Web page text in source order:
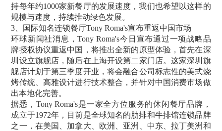
持每年约1000家新餐厅的发展速度，我们也希望以这样的
规模与速度，持续推动绿色发展。
3、国际知名连锁餐厅Tony Roma's宣布重返中国市场
环球新闻社消息，Tony Roma's今日宣布通过一项战略品
牌授权协议重返中国，将推出全新的原型体验，首先在深
圳设立旗舰店，随后在上海开设第二家门店。这家深圳旗
舰店计划于第三季度开业，将会融合公司标志性的美式烧
烤传统、高雅设计进行技术整合，并针对中国消费市场做
出本地化完善。
据悉，Tony Roma's是一家全方位服务的休闲餐厅品牌，
成立于1972年，目前是全球知名的肋排和牛排馆连锁品牌
之一，在美国、加拿大、欧洲、亚洲、中东、拉丁美洲和